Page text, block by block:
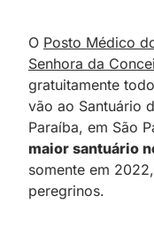
O Posto Médico
Senhora da
gratuitamente
vão ao Santuário
Paraíba, em São
maior santuário
somente em
peregrinos.